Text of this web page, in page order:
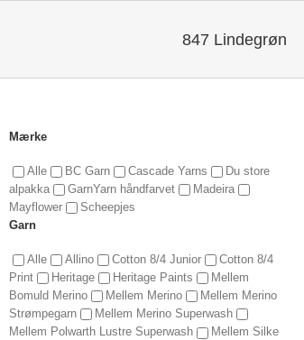
847 Lindegrøn
muligheder
Mærke
Alle BC Garn Cascade Yarns
Du store
alpakka
GarnYarn håndfarvet
Madeira
Mayflower
Scheepjes
Garn
Alle Allino Cotton 8/4 Junior
Cotton 8/4
Print
Heritage Heritage Paints
Mellem
Bomuld Merino
Mellem Merino
Mellem Merino
Strømpegarn
Mellem Merino Superwash
Mellem Polwarth Lustre Superwash
Mellem Silke